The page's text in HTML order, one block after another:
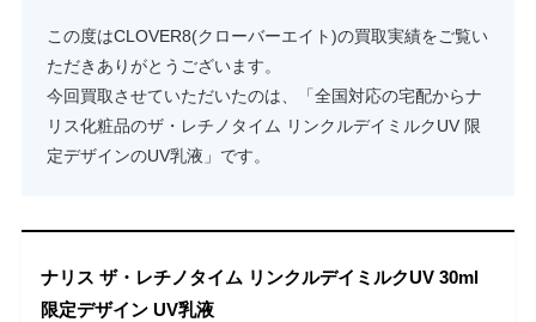
この度はCLOVER8(クローバーエイト)の買取実績をご覧い
ただきありがとうございます。
今回買取させていただいたのは、「全国対応の宅配からナ
リス化粧品のザ・レチノタイム リンクルデイミルクUV 限
定デザインのUV乳液」です。
ナリス ザ・レチノタイム リンクルデイミルクUV 30ml
限定デザイン UV乳液